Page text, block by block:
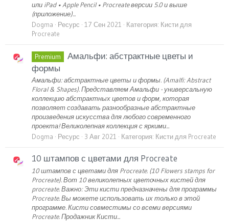
или iPad • Apple Pencil • Procreate версии 5.0 и выше
(приложение)...
Dogma
Ресурс 17 Сен 2021 Категория: Кисти для
Procreate
Premium
Амальфи: абстрактные цветы и
формы
Амальфи: абстрактные цветы и формы. (Amalfi: Abstract
Floral & Shapes). Представляем Амальфи - универсальную
коллекцию абстрактных цветов и форм, которая
позволяет создавать разнообразные абстрактные
произведения искусства для любого современного
проекта! Великолепная коллекция с яркими...
Dogma
Ресурс 3 Авг 2021 Категория: Кисти для Procreate
10 штампов с цветами для Procreate
10 штампов с цветами для Procreate. (10 Flowers stamps for
Procreate). Вот 10 великолепных цветочных кистей для
procreate. Важно: Эти кисти предназначены для программы
Procreate. Вы можете использовать их только в этой
программе. Кисти совместимы со всеми версиями
Procreate. Продажник Кисти...